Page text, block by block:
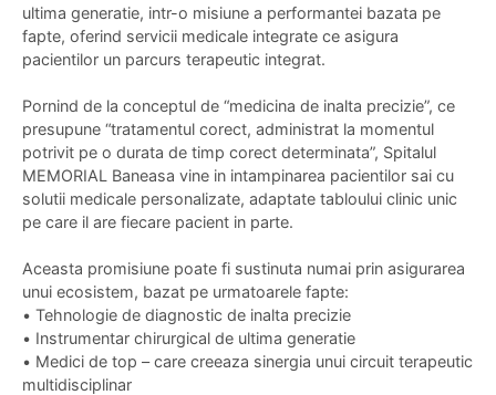
ultima generatie, intr-o misiune a performantei bazata pe
fapte, oferind servicii medicale integrate ce asigura
pacientilor un parcurs terapeutic integrat.
Pornind de la conceptul de “medicina de inalta precizie”, ce
presupune “tratamentul corect, administrat la momentul
potrivit pe o durata de timp corect determinata”, Spitalul
MEMORIAL Baneasa vine in intampinarea pacientilor sai cu
solutii medicale personalizate, adaptate tabloului clinic unic
pe care il are fiecare pacient in parte.
Aceasta promisiune poate fi sustinuta numai prin asigurarea
unui ecosistem, bazat pe urmatoarele fapte:
• Tehnologie de diagnostic de inalta precizie
• Instrumentar chirurgical de ultima generatie
• Medici de top – care creeaza sinergia unui circuit terapeutic
multidisciplinar